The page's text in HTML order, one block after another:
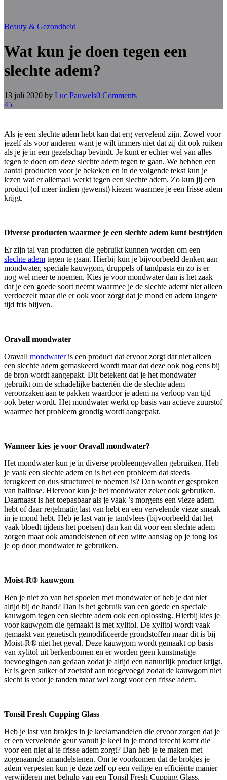
Beauty & Gezondheid
Wat kun je doen tegen een
slechte adem?
13 juli 2020 by Luc Pauwels0 Comments
45
Als je een slechte adem hebt kan dat erg vervelend zijn. Zowel voor
jezelf als voor anderen want je wilt immers niet dat zij dit ook ruiken
als je je in een gezelschap bevindt. Je kunt er echter wel van alles
tegen te doen om deze slechte adem tegen te gaan. We hebben een
aantal producten voor je bekeken en in de volgende tekst kun je
lezen wat er allemaal werkt tegen een slechte adem. Zo kun jij een
product (of meer indien gewenst) kiezen waarmee je een frisse adem
krijgt.
Diverse producten waarmee je een slechte adem kunt bestrijden
Er zijn tal van producten die gebruikt kunnen worden om een
slechte adem tegen te gaan. Hierbij kun je bijvoorbeeld denken aan
mondwater, speciale kauwgom, druppels of tandpasta en zo is er
nog wel meer te noemen. Kies je voor mondwater dan is het zaak
dat je een goede soort neemt waarmee je de slechte ademt niet alleen
verdoezelt maar die er ook voor zorgt dat je mond en adem langere
tijd fris blijven.
Oravall mondwater
Oravall mondwateris een product dat ervoor zorgt dat niet alleen
een slechte adem gemaskeerd wordt maar dat deze ook nog eens bij
de bron wordt aangepakt. Dit betekent dat je het mondwater
gebruikt om de schadelijke bacteriën die de slechte adem
veroorzaken aan te pakken waardoor je adem na verloop van tijd
ook beter wordt. Het mondwater werkt op basis van actieve zuurstof
waarmee het probleem grondig wordt aangepakt.
Wanneer kies je voor Oravall mondwater?
Het mondwater kun je in diverse probleemgevallen gebruiken. Heb
je vaak een slechte adem en is het een probleem dat steeds
terugkeert en dus structureel te noemen is? Dan wordt er gesproken
van halitose. Hiervoor kun je het mondwater zeker ook gebruiken.
Daarnaast is het toepasbaar als je vaak ’s morgens een vieze adem
hebt of daar regelmatig last van hebt en een vervelende vieze smaak
in je mond hebt. Heb je last van je tandvlees (bijvoorbeeld dat het
vaak bloedt tijdens het poetsen) dan kan dit voor een slechte adem
zorgen maar ook amandelstenen of een witte aanslag op je tong los
je op door mondwater te gebruiken.
Moist-R® kauwgom
Ben je niet zo van het spoelen met mondwater of heb je dat niet
altijd bij de hand? Dan is het gebruik van een goede en speciale
kauwgom tegen een slechte adem ook een oplossing. Hierbij kies je
voor kauwgom die gemaakt is met xylitol. De xylitol wordt vaak
gemaakt van genetisch gemodificeerde grondstoffen maar dit is bij
Moist-R® niet het geval. Deze kauwgom wordt gemaakt op basis
van xylitol uit berkenbomen en er worden geen kunstmatige
toevoegingen aan gedaan zodat je altijd een natuurlijk product krijgt.
Er is geen suiker of zoetstof aan toegevoegd zodat de kauwgom niet
slecht is voor je tanden maar wel zorgt voor een frisse adem.
Tonsil Fresh Cupping Glass
Heb je last van brokjes in je keelamandelen die ervoor zorgen dat je
er een vervelende geur vanuit je keel in je mond terecht komt die
voor een niet al te frisse adem zorgt? Dan heb je te maken met
zogenaamde amandelstenen. Om te voorkomen dat de brokjes je
adem verpesten kun je deze zelf op een veilige en efficiënte manier
verwijderen met behulp van een Tonsil Fresh Cupping Glass.